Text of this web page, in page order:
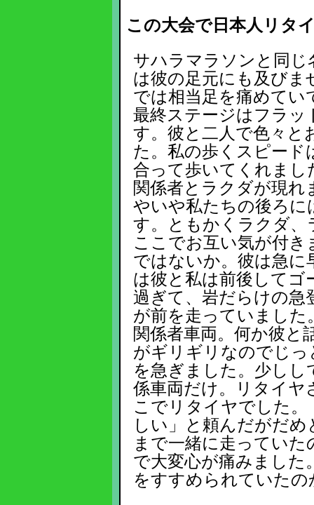
この大会で日本人リタ
サハラマラソンと同じ
は彼の足元にも及びま
では相当足を痛めてい
最終ステージはフラッ
す。彼と二人で色々と
た。私の歩くスピード
合って歩いてくれまし
関係者とラクダが現れ
やいや私たちの後ろに
す。ともかくラクダ、
ここでお互い気が付き
ではないか。彼は急に
は彼と私は前後してゴ
過ぎて、岩だらけの急
が前を走っていました
関係者車両。何か彼と
がギリギリなのでじ
を急ぎました。少しし
係車両だけ。リタイヤ
こでリタイヤでした
しい」と頼んだがだ
まで一緒に走ってい
で大変心が痛みました
をすすめられていた